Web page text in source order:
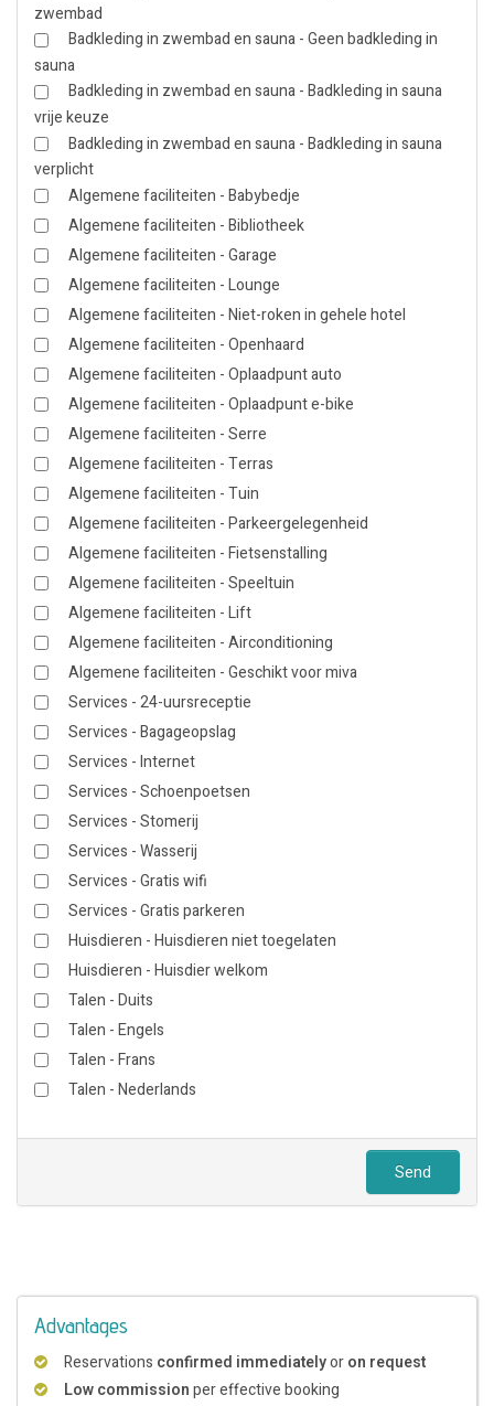
zwembad
Badkleding in zwembad en sauna - Geen badkleding in
sauna
Badkleding in zwembad en sauna - Badkleding in sauna
vrije keuze
Badkleding in zwembad en sauna - Badkleding in sauna
verplicht
Algemene faciliteiten - Babybedje
Algemene faciliteiten - Bibliotheek
Algemene faciliteiten - Garage
Algemene faciliteiten - Lounge
Algemene faciliteiten - Niet-roken in gehele hotel
Algemene faciliteiten - Openhaard
Algemene faciliteiten - Oplaadpunt auto
Algemene faciliteiten - Oplaadpunt e-bike
Algemene faciliteiten - Serre
Algemene faciliteiten - Terras
Algemene faciliteiten - Tuin
Algemene faciliteiten - Parkeergelegenheid
Algemene faciliteiten - Fietsenstalling
Algemene faciliteiten - Speeltuin
Algemene faciliteiten - Lift
Algemene faciliteiten - Airconditioning
Algemene faciliteiten - Geschikt voor miva
Services - 24-uursreceptie
Services - Bagageopslag
Services - Internet
Services - Schoenpoetsen
Services - Stomerij
Services - Wasserij
Services - Gratis wifi
Services - Gratis parkeren
Huisdieren - Huisdieren niet toegelaten
Huisdieren - Huisdier welkom
Talen - Duits
Talen - Engels
Talen - Frans
Talen - Nederlands
Send
Advantages
Reservations confirmed immediatelyoron request
Low commissionper effective booking